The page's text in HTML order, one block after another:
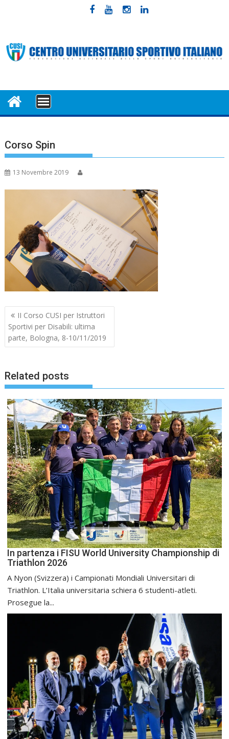
MENU
Corso Spin
13 Novembre 2019
Navigazione
articoli
II Corso CUSI per Istruttori
Sportivi per Disabili: ultima
parte, Bologna, 8-10/11/2019
Related posts
In partenza i FISU World University Championship di
Triathlon 2026
A Nyon (Svizzera) i Campionati Mondiali Universitari di
Triathlon. L’Italia universitaria schiera 6 studenti-atleti.
Prosegue la...